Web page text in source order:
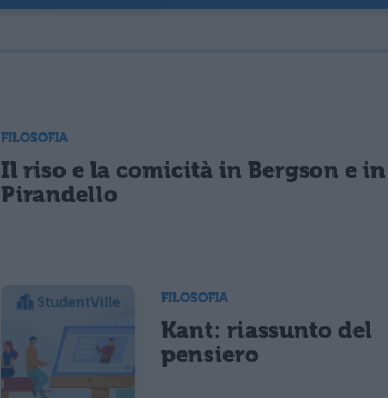
FILOSOFIA
Il riso e la comicità in Bergson e in
Pirandello
FILOSOFIA
Kant: riassunto del
pensiero